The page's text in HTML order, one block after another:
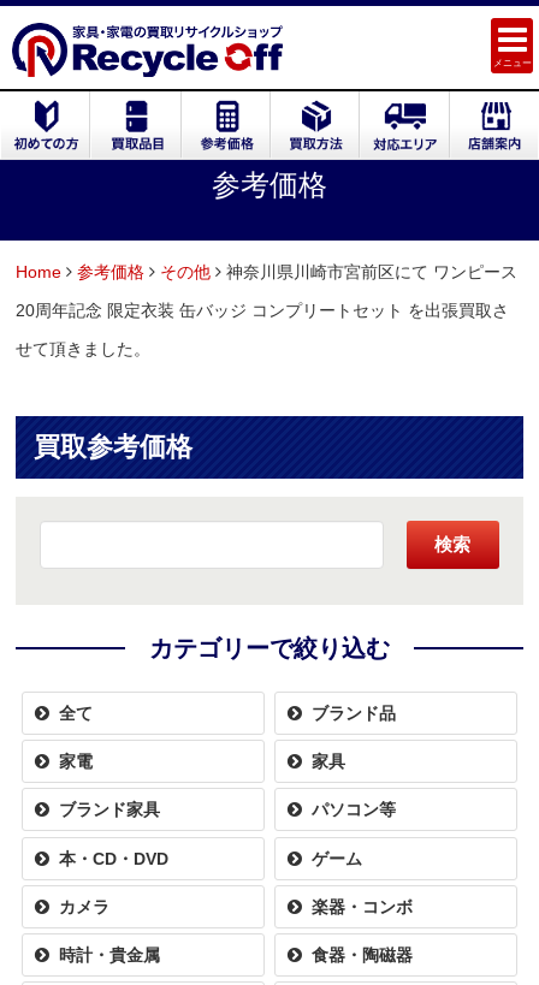
メニュー
参考価格
Home 参考価格 その他
神奈川県川崎市宮前区にて ワンピース
20周年記念 限定衣装 缶バッジ コンプリートセット を出張買取さ
せて頂きました。
買取参考価格
検索
カテゴリーで絞り込む
全て ブランド品
家電 家具
ブランド家具 パソコン等
本・CD・DVD ゲーム
カメラ 楽器・コンボ
時計・貴金属 食器・陶磁器